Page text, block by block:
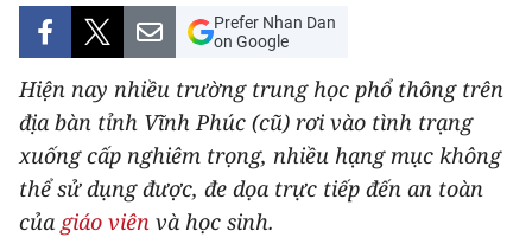
VĂN HÓA
XÃ HỘI
PHÁP LUẬT
DU LỊCH
Prefer Nhan Dan
on Google
Hiện nay nhiều trường trung học phổ thông trên
địa bàn tỉnh Vĩnh Phúc (cũ) rơi vào tình trạng
xuống cấp nghiêm trọng, nhiều hạng mục không
thể sử dụng được, đe dọa trực tiếp đến an toàn
của giáo viên và học sinh.